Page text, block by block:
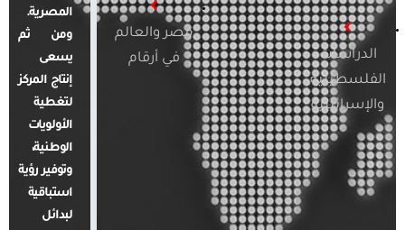
الدراسات
الفلسطينية
والإسرائيلية
مصر والعالم
في أرقام
المصرية.
ومن ثم
يسعى
إنتاج المركز
لتغطية
الأولويات
الوطنية،
وتوفير رؤية
استباقية
لبدائل